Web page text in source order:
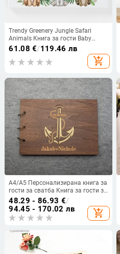
Trendy Greenery Jungle Safari
Animals Книга за гости Baby
Shower, рожден ден, книга с
дневник на бебето, книга за гости
Baby Shower, 36 листа
61.08 €/119.46 лв
add_shopping_cart
A4/A5 Персонализирана книга за
гости за сватба Книга за гости за
сватба Anchor Wishes Книга
Дървен сватбен албум Книга за
гости за кръщене Булчински душ
48.29 - 86.93 €/
94.45 - 170.02 лв
add_shopping_cart